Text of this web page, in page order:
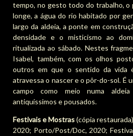
tempo, no gesto todo do trabalho, o
longe, a água do rio habitado por
largo da aldeia, a ponte em
densidade e o misticismo ao
ritualizada ao sábado. Nestes
Isabel, também, com os olhos
outros em que o sentido da vida
atravessa o nascer e o pôr-do-sol. É
campo como meio numa
antiquíssimos e pousados.
Festivais e Mostras(cópia
2020; Porto/Post/Doc, 2020;